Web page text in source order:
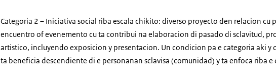
Categoria 2 – Iniciativa social riba escala chikito: diverso proyecto den relacion cu
encuentro of evenemento cu ta contribui na elaboracion di pasado di sclavitud,
artistico, incluyendo exposicion y presentacion. Un condicion pa e categoria aki y
ta beneficia descendiente di e personanan sclavisa (comunidad) y ta enfoca riba